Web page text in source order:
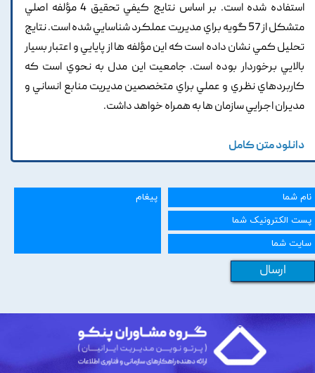
استفاده شده است. بر اساس نتايج کيفي تحقيق 4 مؤلفه اصلي
متشکل از 57 گويه براي مديريت عملکرد شناسايي شده است. نتايج
تحليل کمي نشان داده است که اين مؤلفه ها از پايايي و اعتبار بسيار
بالايي برخوردار بوده است. جامعيت اين مدل به نحوي است که
کاربردهاي نظري و عملي براي متخصصين مديريت منابع انساني و
مديران اجرايي سازمان ها به همراه خواهد داشت.
دانلود متن کامل
ارسال